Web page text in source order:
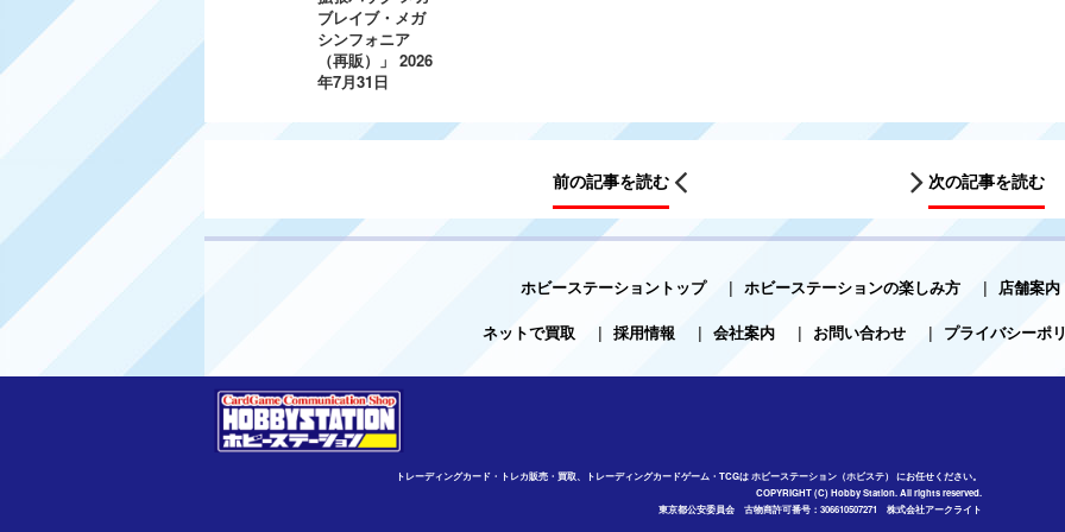
ブレイブ・メガ
シンフォニア
（再販）」 2026
年7月31日
前の記事を読む 次の記事を読む
ホビーステーショントップ | ホビーステーションの楽しみ方 | 店舗案内
ネットで買取
| 採用情報 | 会社案内 | お問い合わせ | プライバシーポ
トレーディングカード・トレカ販売・買取、トレーディングカードゲーム・TCGは ホビーステーション（ホビステ） にお任せください。
COPYRIGHT (C) Hobby Station. All rights reserved.
東京都公安委員会 古物商許可番号：306610507271 株式会社アークライト